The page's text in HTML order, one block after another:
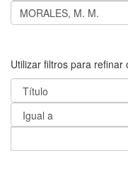
Utilizar filtros para refinar